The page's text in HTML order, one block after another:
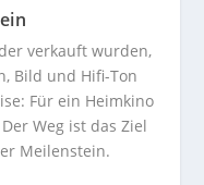
verkauft wurden,
Bild und Hifi-Ton
Für ein Heimkino
Weg ist das Ziel
Meilenstein.